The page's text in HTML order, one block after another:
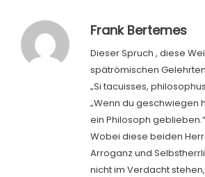
Frank Bertemes
Dieser Spruch , diese
spätrömischen
„Si tacuisses,
„Wenn du geschwiegen
ein Philosoph geblieben.“
Wobei diese beiden
Arroganz und
nicht im Verdacht stehen,